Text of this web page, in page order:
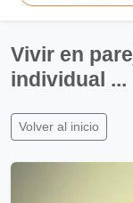
Vivir en
individual ...
Volver al inicio